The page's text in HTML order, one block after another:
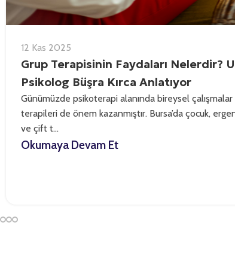
12 Kas 2025
Grup Terapisinin Faydaları Nelerdir?
Psikolog Büşra Kırca Anlatıyor
Günümüzde psikoterapi alanında bireysel çalışmalar
terapileri de önem kazanmıştır. Bursa’da çocuk,
ve çift t...
Okumaya Devam Et